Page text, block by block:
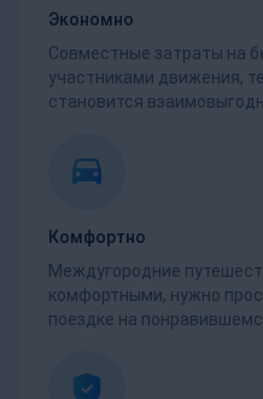
Экономно
Совместные затраты на
участниками движения,
становится
Комфортно
Междугородние
комфортными, нужно
поездке на